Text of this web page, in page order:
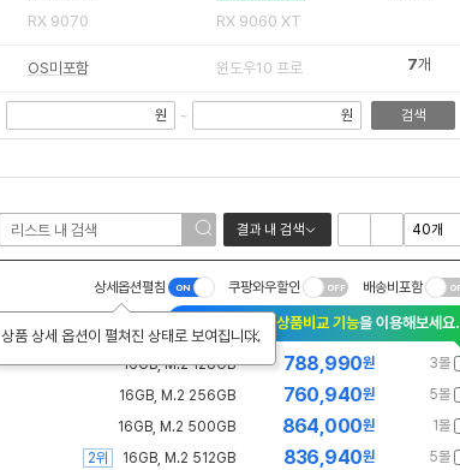
RX 9070 RX 9060 XT
OS미포함 윈도우10 프로 7개
원 ~ 원 검색
결과 내 검색
상세옵션펼침
상품 상세 옵션이 펼쳐진 상태로 보여집니다.
쿠팡와우할인 배송비포함
New 새로워진 상품비교 기능을 이용해보세요.
3몰
788,990원
16GB, M.2 128GB
5몰
760,940원
16GB, M.2 256GB
1몰
864,000원
16GB, M.2 500GB
5몰
836,940원
2위
16GB, M.2 512GB